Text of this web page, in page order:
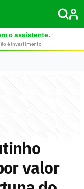
o assistente.
é investimento
valor